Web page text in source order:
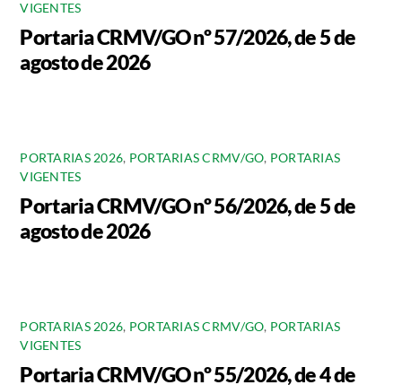
VIGENTES
Portaria CRMV/GO nº 57/2026, de 5 de
agosto de 2026
PORTARIAS 2026, PORTARIAS CRMV/GO, PORTARIAS
VIGENTES
Portaria CRMV/GO nº 56/2026, de 5 de
agosto de 2026
PORTARIAS 2026, PORTARIAS CRMV/GO, PORTARIAS
VIGENTES
Portaria CRMV/GO nº 55/2026, de 4 de